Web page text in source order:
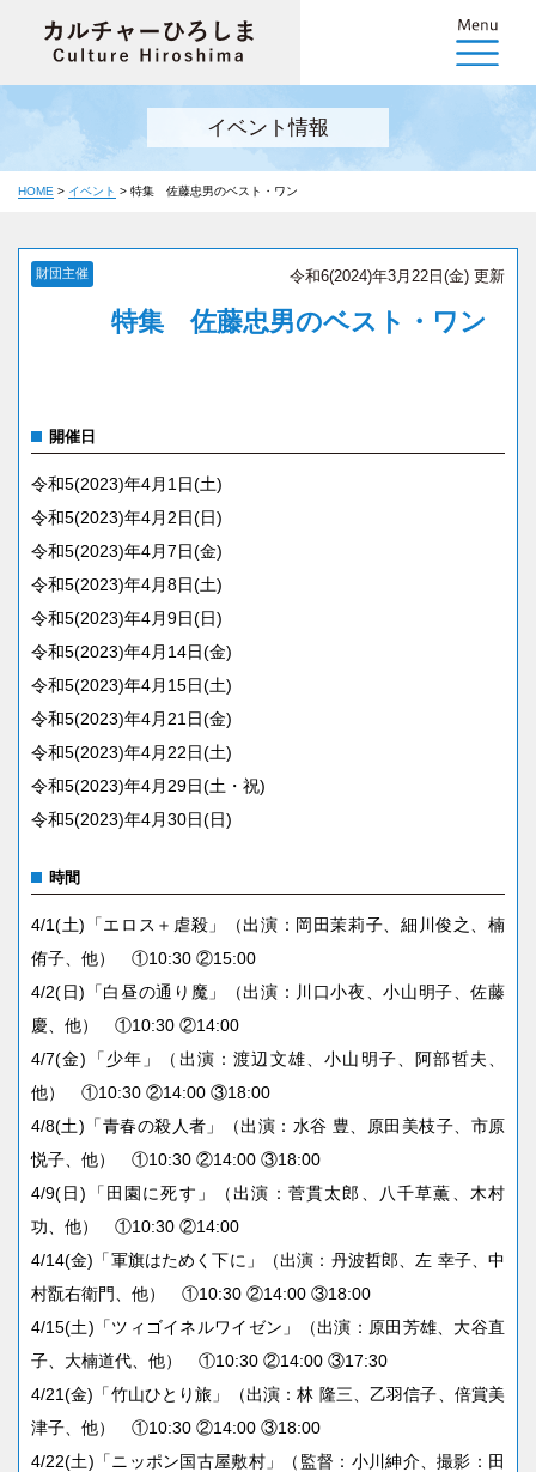
イベント情報
HOME > イベント > 特集 佐藤忠男のベスト・ワン
令和6(2024)年3月22日(金) 更新
財団主催
特集 佐藤忠男のベスト・ワン
開催日
令和5(2023)年4月1日(土)
令和5(2023)年4月2日(日)
令和5(2023)年4月7日(金)
令和5(2023)年4月8日(土)
令和5(2023)年4月9日(日)
令和5(2023)年4月14日(金)
令和5(2023)年4月15日(土)
令和5(2023)年4月21日(金)
令和5(2023)年4月22日(土)
令和5(2023)年4月29日(土・祝)
令和5(2023)年4月30日(日)
時間
4/1(土)「エロス＋虐殺」（出演：岡田茉莉子、細川俊之、楠
侑子、他） ①10:30 ②15:00
4/2(日)「白昼の通り魔」（出演：川口小夜、小山明子、佐藤
慶、他） ①10:30 ②14:00
4/7(金)「少年」（出演：渡辺文雄、小山明子、阿部哲夫、
他） ①10:30 ②14:00 ③18:00
4/8(土)「青春の殺人者」（出演：水谷 豊、原田美枝子、市原
悦子、他） ①10:30 ②14:00 ③18:00
4/9(日)「田園に死す」（出演：菅貫太郎、八千草薫、木村
功、他） ①10:30 ②14:00
4/14(金)「軍旗はためく下に」（出演：丹波哲郎、左 幸子、中
村翫右衛門、他） ①10:30 ②14:00 ③18:00
4/15(土)「ツィゴイネルワイゼン」（出演：原田芳雄、大谷直
子、大楠道代、他） ①10:30 ②14:00 ③17:30
4/21(金)「竹山ひとり旅」（出演：林 隆三、乙羽信子、倍賞美
津子、他） ①10:30 ②14:00 ③18:00
4/22(土)「ニッポン国古屋敷村」（監督：小川紳介、撮影：田